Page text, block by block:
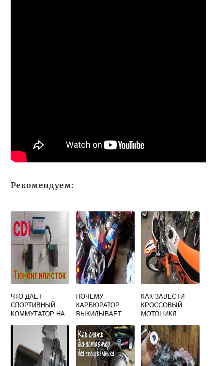
Рекомендуем:
ЧТО ДАЕТ
СПОРТИВНЫЙ
КОММУТАТОР НА
ПОЧЕМУ
КАРБЮРАТОР
ВЫКИДЫВАЕТ
ВОЗДУХАН НА
СКУТЕРЕ
КАК ЗАВЕСТИ
КРОССОВЫЙ
МОТОЦИКЛ